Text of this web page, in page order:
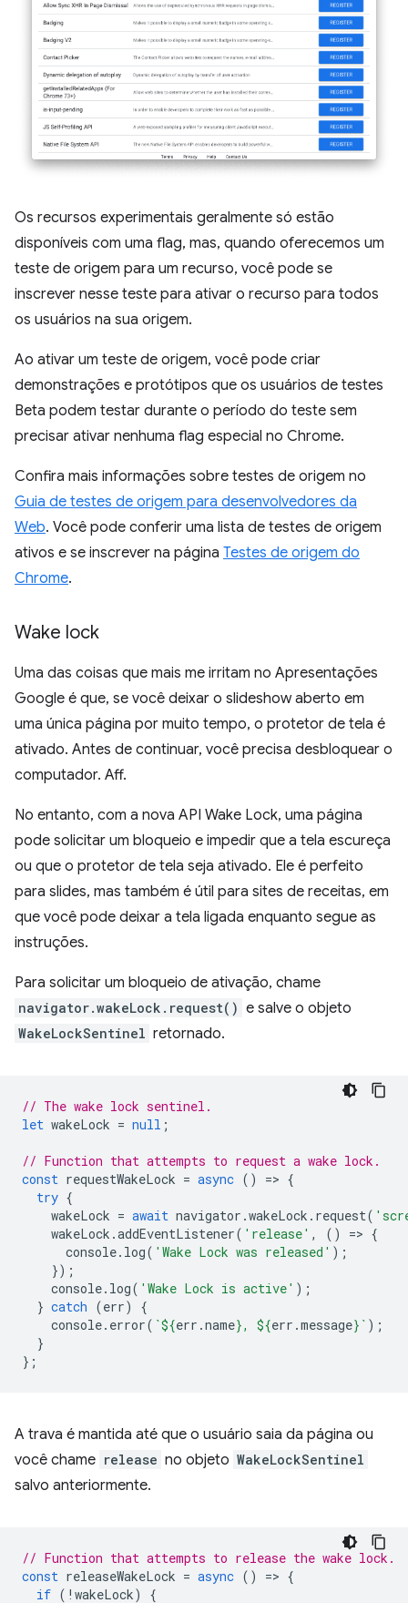
Os recursos experimentais geralmente só estão
disponíveis com uma flag, mas, quando oferecemos um
teste de origem para um recurso, você pode se
inscrever nesse teste para ativar o recurso para todos
os usuários na sua origem.
Ao ativar um teste de origem, você pode criar
demonstrações e protótipos que os usuários de testes
Beta podem testar durante o período do teste sem
precisar ativar nenhuma flag especial no Chrome.
Confira mais informações sobre testes de origem no
Guia de testes de origem para desenvolvedores da
Web. Você pode conferir uma lista de testes de origem
ativos e se inscrever na página Testes de origem do
Chrome.
Wake lock
Uma das coisas que mais me irritam no Apresentações
Google é que, se você deixar o slideshow aberto em
uma única página por muito tempo, o protetor de tela é
ativado. Antes de continuar, você precisa desbloquear o
computador. Aff.
No entanto, com a nova API Wake Lock, uma página
pode solicitar um bloqueio e impedir que a tela escureça
ou que o protetor de tela seja ativado. Ele é perfeito
para slides, mas também é útil para sites de receitas, em
que você pode deixar a tela ligada enquanto segue as
instruções.
Para solicitar um bloqueio de ativação, chame
navigator.wakeLock.request() e salve o objeto
WakeLockSentinel retornado.
// The wake lock sentinel.
let wakeLock = null ;
// Function that attempts to request a wake lock.
const requestWakeLock = async () => {
try {
wakeLock = await navigator .wakeLock . request(
wakeLock .addEventListener( 'release' , () => {
console. log( 'Wake Lock was released' );
});
console. log( 'Wake Lock is active' );
} catch (err)
{
console. error( `${err .name}, ${err .message} ` );
}
};
A trava é mantida até que o usuário saia da página ou
você chame release no objeto WakeLockSentinel
salvo anteriormente.
// Function that attempts to release the wake lock.
const releaseWakeLock = async () => {
if ( ! wakeLock) {